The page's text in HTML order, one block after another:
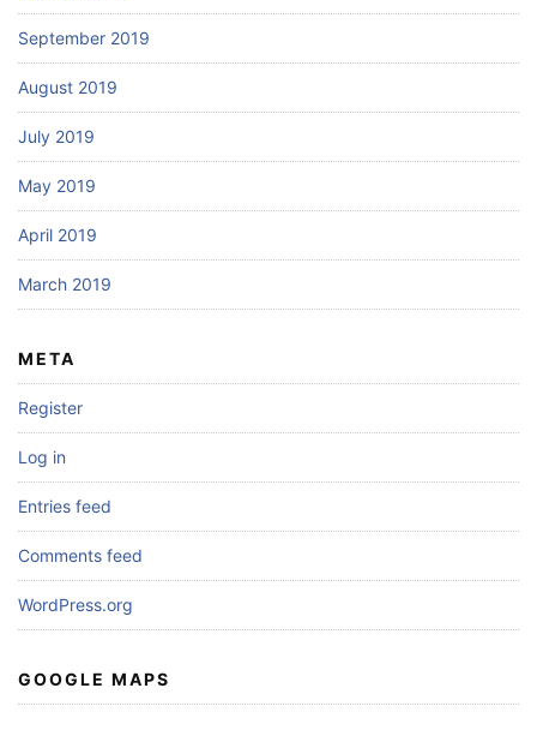
September 2019
August 2019
July 2019
May 2019
April 2019
March 2019
META
Register
Log in
Entries feed
Comments feed
WordPress.org
GOOGLE MAPS